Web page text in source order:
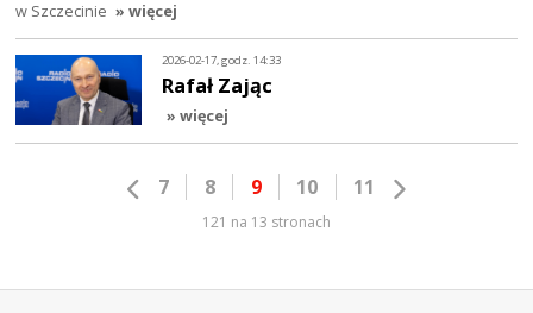
w Szczecinie » więcej
2026-02-17, godz. 14:33
Rafał Zając
» więcej
7 8 9 10 11
121 na 13 stronach